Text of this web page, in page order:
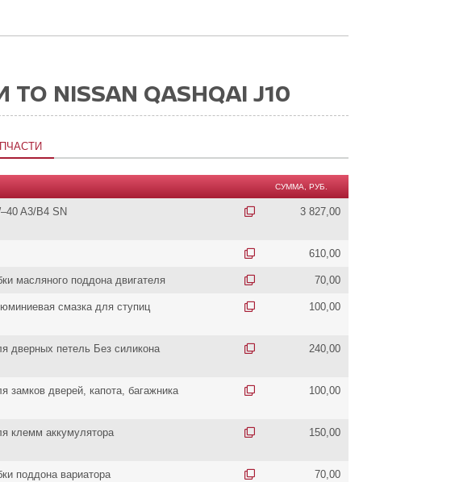
NISSAN QASHQAI J10
СУММА, РУБ.
A3/B4 SN 3 827,00
610,00
масляного поддона двигателя 70,00
смазка для ступиц 100,00
дверных петель Без силикона 240,00
замков дверей, капота, багажника 100,00
клемм аккумулятора 150,00
поддона вариатора 70,00